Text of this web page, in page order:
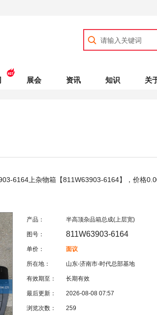
展会 资讯 知识 关
6164上杂物箱【811W63903-6164】，价格
产品： 半高顶杂品箱总成(上层宽)
图号： 811W63903-6164
单价： 面议
所在地： 山东-济南市-时代总部基地
有效期至： 长期有效
最后更新： 2026-08-08 07:57
浏览次数： 259